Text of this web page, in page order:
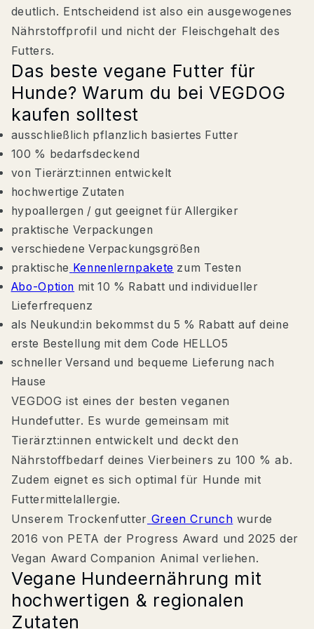
deutlich. Entscheidend ist also ein ausgewogenes
Nährstoffprofil und nicht der Fleischgehalt des
Futters.
Das beste vegane Futter für
Hunde? Warum du bei VEGDOG
kaufen solltest
ausschließlich pflanzlich basiertes Futter
100 % bedarfsdeckend
von Tierärzt:innen entwickelt
hochwertige Zutaten
hypoallergen / gut geeignet für Allergiker
praktische Verpackungen
verschiedene Verpackungsgrößen
praktische Kennenlernpakete zum Testen
Abo-Option mit 10 % Rabatt und individueller
Lieferfrequenz
als Neukund:in bekommst du 5 % Rabatt auf deine
erste Bestellung mit dem Code HELLO5
schneller Versand und bequeme Lieferung nach
Hause
VEGDOG ist eines der besten veganen
Hundefutter. Es wurde gemeinsam mit
Tierärzt:innen entwickelt und deckt den
Nährstoffbedarf deines Vierbeiners zu 100 % ab.
Zudem eignet es sich optimal für Hunde mit
Futtermittelallergie.
Unserem Trockenfutter Green Crunch wurde
2016 von PETA der Progress Award und 2025 der
Vegan Award Companion Animal verliehen.
Vegane Hundeernährung mit
hochwertigen & regionalen
Zutaten